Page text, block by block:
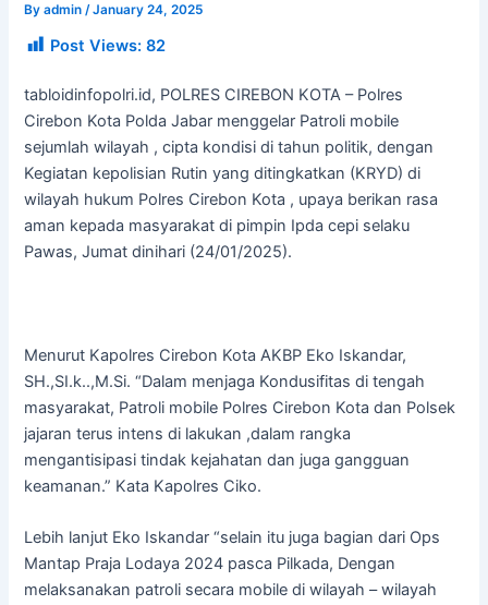
Byadmin /January 24, 2025
Post Views: 82
tabloidinfopolri.id, POLRES CIREBON KOTA – Polres
Cirebon Kota Polda Jabar menggelar Patroli mobile
sejumlah wilayah , cipta kondisi di tahun politik, dengan
Kegiatan kepolisian Rutin yang ditingkatkan (KRYD) di
wilayah hukum Polres Cirebon Kota , upaya berikan rasa
aman kepada masyarakat di pimpin Ipda cepi selaku
Pawas, Jumat dinihari (24/01/2025).
Menurut Kapolres Cirebon Kota AKBP Eko Iskandar,
SH.,SI.k..,M.Si. “Dalam menjaga Kondusifitas di tengah
masyarakat, Patroli mobile Polres Cirebon Kota dan Polsek
jajaran terus intens di lakukan ,dalam rangka
mengantisipasi tindak kejahatan dan juga gangguan
keamanan.” Kata Kapolres Ciko.
Lebih lanjut Eko Iskandar “selain itu juga bagian dari Ops
Mantap Praja Lodaya 2024 pasca Pilkada, Dengan
melaksanakan patroli secara mobile di wilayah – wilayah